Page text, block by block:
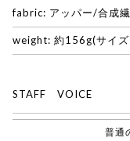
fabric: アッパー/合成
weight: 約156g(サイズ
STAFF VOICE
普通